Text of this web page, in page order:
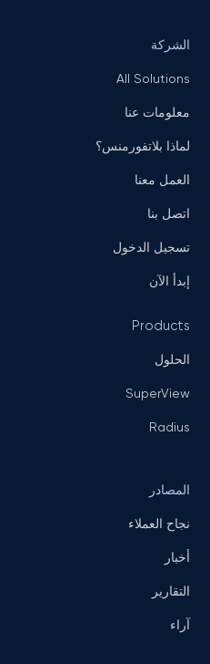
الشركة
All Solutions
معلومات عنا
لماذا بلاتفورمنس؟
العمل معنا
اتصل بنا
تسجيل الدخول
إبدأ الآن
Products
الحلول
SuperView
Radius
المصادر
نجاح العملاء
أخبار
التقارير
آراء